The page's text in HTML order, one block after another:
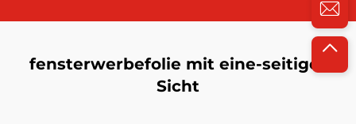
fensterwerbefolie mit eine-seitiger
Sicht